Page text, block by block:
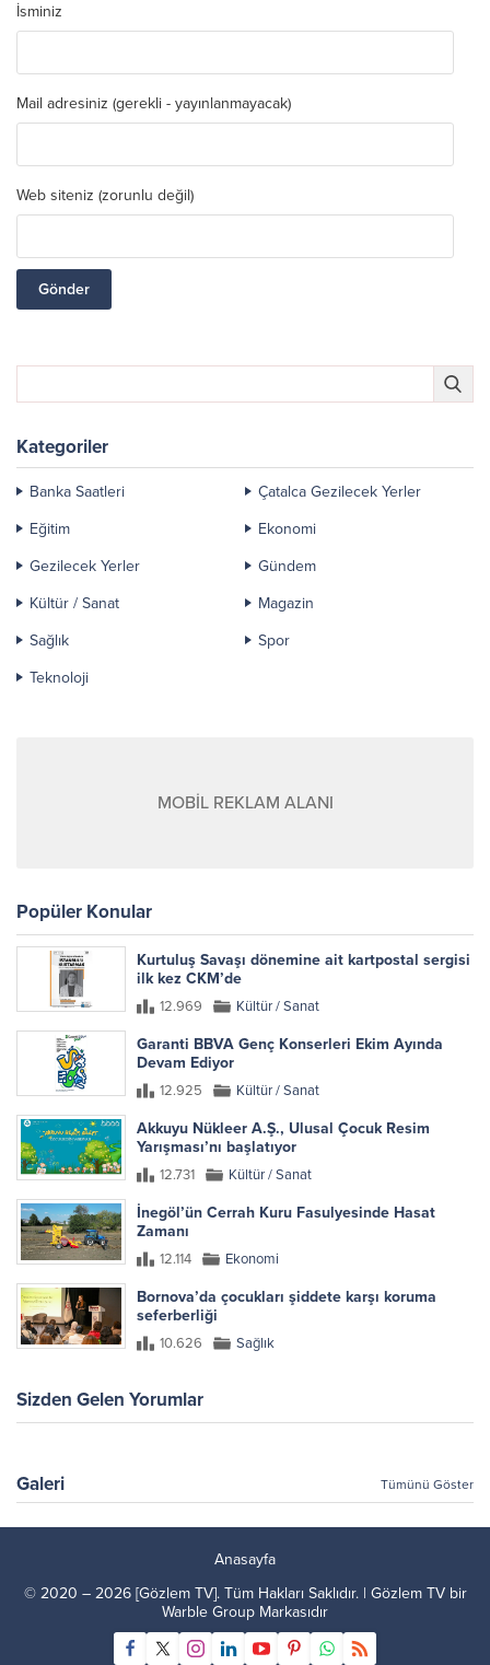
İsminiz
Mail adresiniz (gerekli - yayınlanmayacak)
Web siteniz (zorunlu değil)
Kategoriler
Banka Saatleri
Çatalca Gezilecek Yerler
Eğitim
Ekonomi
Gezilecek Yerler
Gündem
Kültür / Sanat
Magazin
Sağlık
Spor
Teknoloji
MOBİL REKLAM ALANI
Popüler Konular
Kurtuluş Savaşı dönemine ait kartpostal sergisi
ilk kez CKM’de
12.969 Kültür / Sanat
Garanti BBVA Genç Konserleri Ekim Ayında
Devam Ediyor
12.925 Kültür / Sanat
Akkuyu Nükleer A.Ş., Ulusal Çocuk Resim
Yarışması’nı başlatıyor
12.731 Kültür / Sanat
İnegöl’ün Cerrah Kuru Fasulyesinde Hasat
Zamanı
12.114 Ekonomi
Bornova’da çocukları şiddete karşı koruma
seferberliği
10.626 Sağlık
Sizden Gelen Yorumlar
Galeri Tümünü Göster
Anasayfa
© 2020 – 2026 [Gözlem TV]. Tüm Hakları Saklıdır. | Gözlem TV bir
Warble Group Markasıdır